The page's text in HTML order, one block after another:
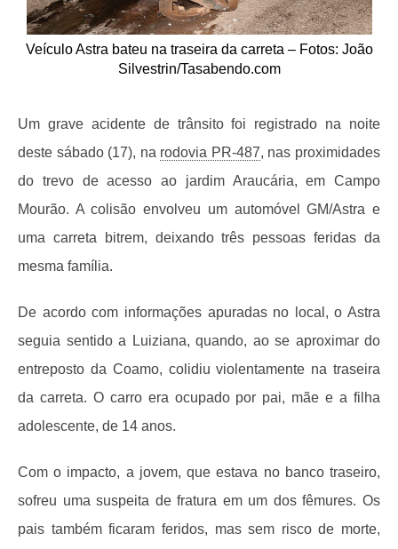
Veículo Astra bateu na traseira da carreta – Fotos: João
Silvestrin/Tasabendo.com
Um grave acidente de trânsito foi registrado na noite
deste sábado (17), na rodovia PR-487, nas proximidades
do trevo de acesso ao jardim Araucária, em Campo
Mourão. A colisão envolveu um automóvel GM/Astra e
uma carreta bitrem, deixando três pessoas feridas da
mesma família.
De acordo com informações apuradas no local, o Astra
seguia sentido a Luiziana, quando, ao se aproximar do
entreposto da Coamo, colidiu violentamente na traseira
da carreta. O carro era ocupado por pai, mãe e a filha
adolescente, de 14 anos.
Com o impacto, a jovem, que estava no banco traseiro,
sofreu uma suspeita de fratura em um dos fêmures. Os
pais também ficaram feridos, mas sem risco de morte,